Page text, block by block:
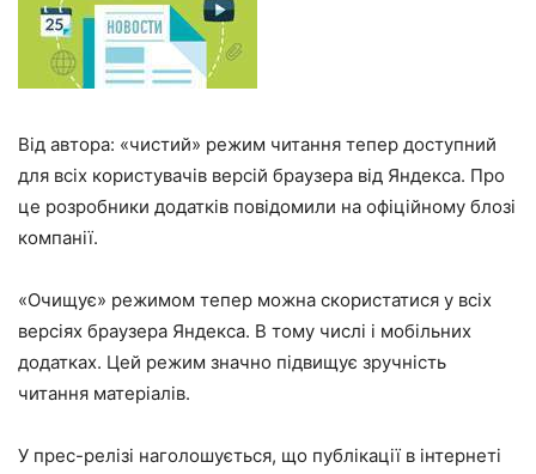
Від автора: «чистий» режим читання тепер доступний
для всіх користувачів версій браузера від Яндекса. Про
це розробники додатків повідомили на офіційному блозі
компанії.
«Очищує» режимом тепер можна скористатися у всіх
версіях браузера Яндекса. В тому числі і мобільних
додатках. Цей режим значно підвищує зручність
читання матеріалів.
У прес-релізі наголошується, що публікації в інтернеті